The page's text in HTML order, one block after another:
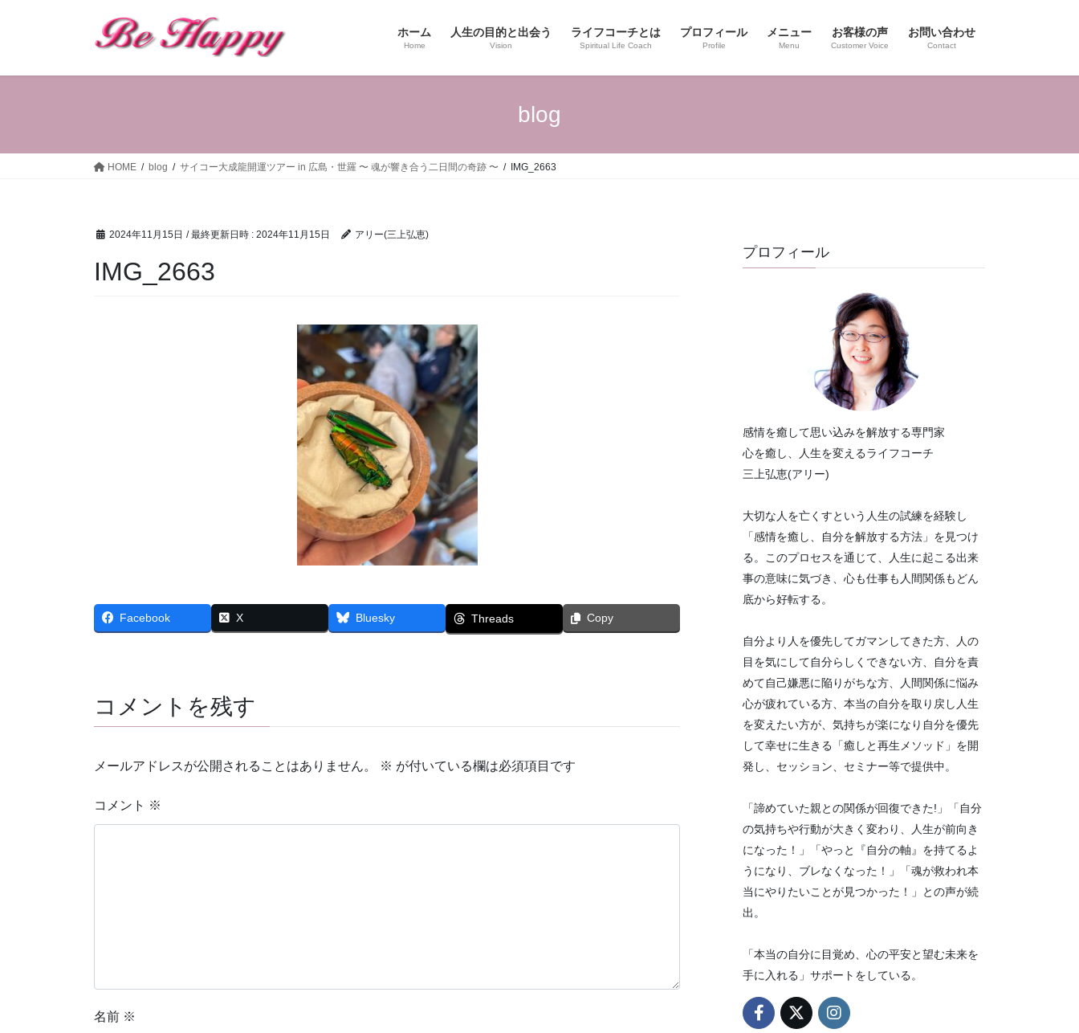
ホーム
Home
人生の目的と出会う
Vision
ライフコーチとは
Spiritual Life Coach
プロフィール
Profile
メニュー
Menu
お客様の声
Customer Voice
お問い合わせ
Contact
blog
HOME blog サイコー大成龍開運ツアー in 広島・世羅 〜 魂が響き合う二日間の奇跡 〜 IMG_2663
2024年11月15日 / 最終更新日時 : 2024年11月15日 アリー(三上弘恵)
IMG_2663
Facebook X Bluesky Threads Copy
コメントを残す
メールアドレスが公開されることはありません。 ※ が付いている欄は必須項目です
コメント ※
名前 ※
プロフィール
感情を癒して思い込みを解放する専門家
心を癒し、人生を変えるライフコーチ
三上弘恵(アリー)
大切な人を亡くすという人生の試練を経験し
「感情を癒し、自分を解放する方法」を見つけ
る。このプロセスを通じて、人生に起こる出来
事の意味に気づき、心も仕事も人間関係もどん
底から好転する。
自分より人を優先してガマンしてきた方、人の
目を気にして自分らしくできない方、自分を責
めて自己嫌悪に陥りがちな方、人間関係に悩み
心が疲れている方、本当の自分を取り戻し人生
を変えたい方が、気持ちが楽になり自分を優先
して幸せに生きる「癒しと再生メソッド」を開
発し、セッション、セミナー等で提供中。
「諦めていた親との関係が回復できた!」「自分
の気持ちや行動が大きく変わり、人生が前向き
になった！」「やっと『自分の軸』を持てるよ
うになり、ブレなくなった！」「魂が救われ本
当にやりたいことが見つかった！」との声が続
出。
「本当の自分に目覚め、心の平安と望む未来を
手に入れる」サポートをしている。